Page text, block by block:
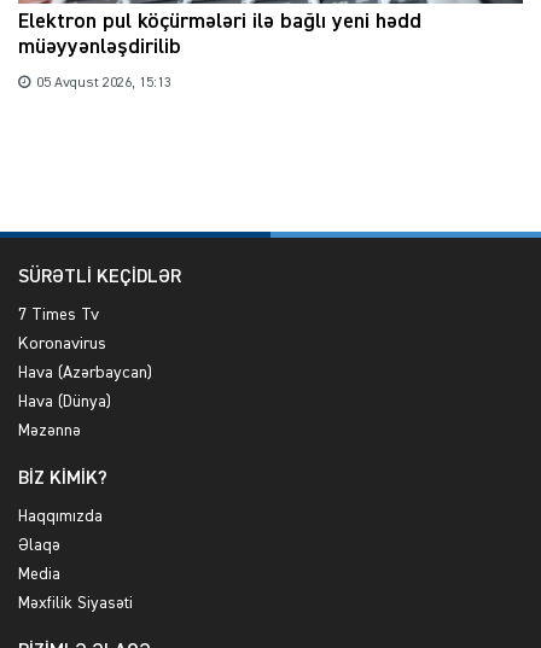
Elektron pul köçürmələri ilə bağlı yeni hədd
müəyyənləşdirilib
05 Avqust 2026, 15:13
SÜRƏTLİ KEÇİDLƏR
7 Times Tv
Koronavirus
Hava (Azərbaycan)
Hava (Dünya)
Məzənnə
BİZ KİMİK?
Haqqımızda
Əlaqə
Media
Məxfilik Siyasəti